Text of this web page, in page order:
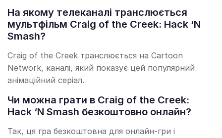
На якому телеканалі транслюється
мультфільм Craig of the Creek: Hack ‘N
Smash?
Craig of the Creek транслюється на Cartoon
Network, каналі, який показує цей популярний
анімаційний серіал.
Чи можна грати в Craig of the Creek:
Hack ‘N Smash безкоштовно онлайн?
Так, ця гра безкоштовна для онлайн-гри і